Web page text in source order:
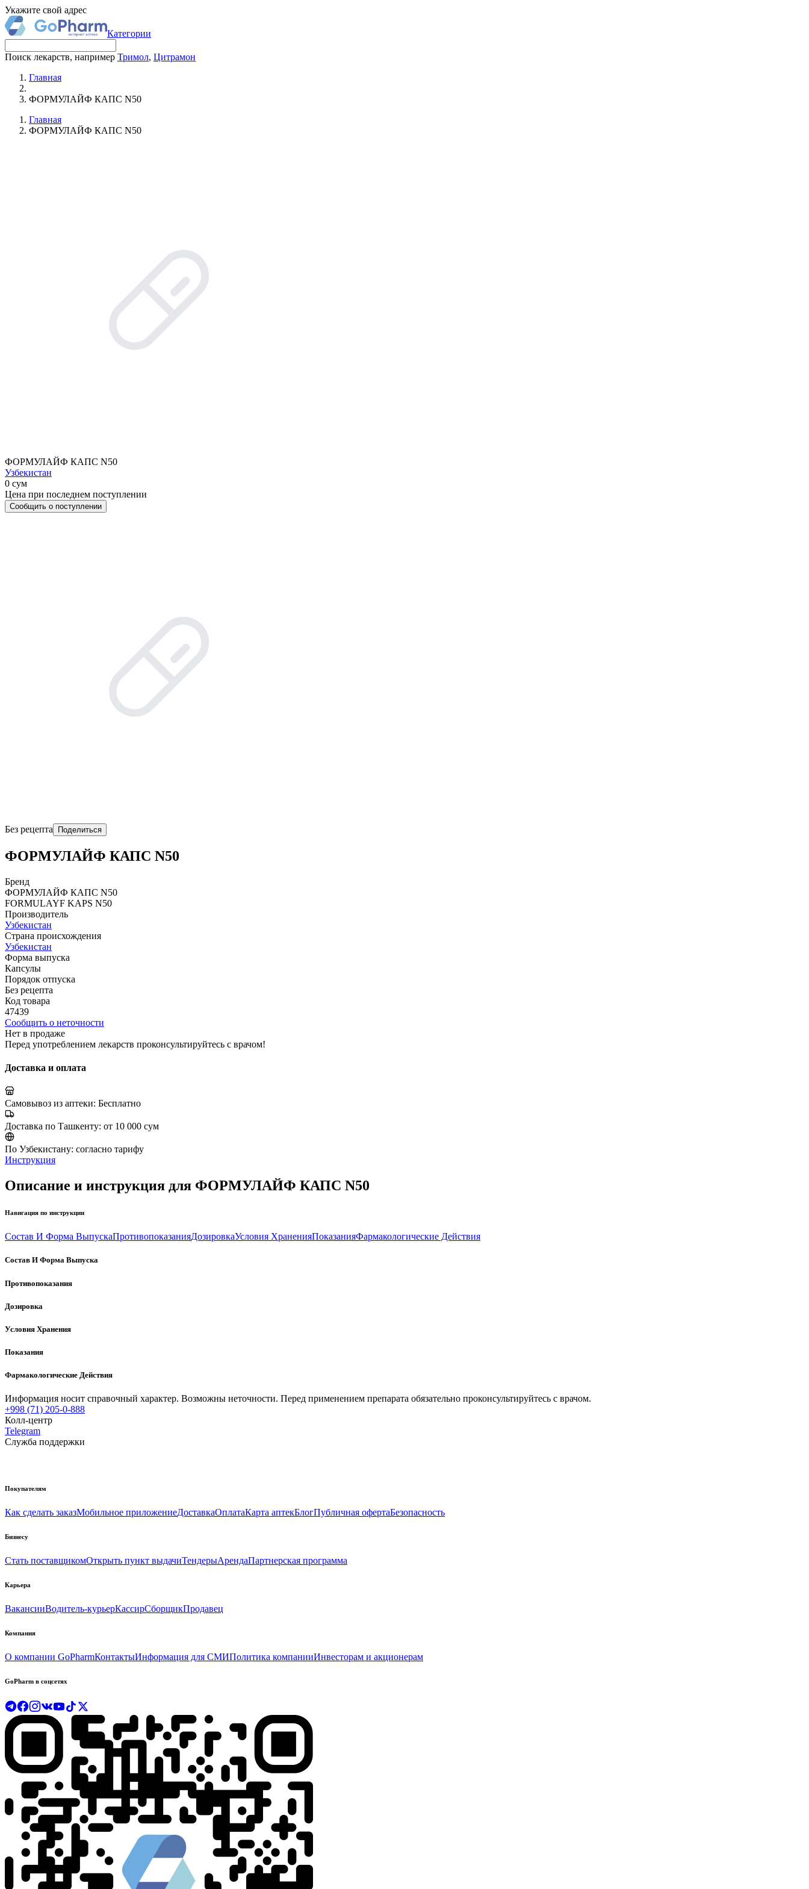
Укажите свой адрес
Категории
Поиск лекарств, например Тримол, Цитрамон
Главная
ФОРМУЛАЙФ КАПС N50
Главная
ФОРМУЛАЙФ КАПС N50
ФОРМУЛАЙФ КАПС N50
Узбекистан
0 сум
Цена при последнем поступлении
Сообщить о поступлении
Без рецепта Поделиться
ФОРМУЛАЙФ КАПС N50
Бренд
ФОРМУЛАЙФ КАПС N50
FORMULAYF KAPS N50
Производитель
Узбекистан
Страна происхождения
Узбекистан
Форма выпуска
Капсулы
Порядок отпуска
Без рецепта
Код товара
47439
Сообщить о неточности
Нет в продаже
Перед употреблением лекарств проконсультируйтесь с врачом!
Доставка и оплата
Самовывоз из аптеки: Бесплатно
Доставка по Ташкенту: от 10 000 сум
По Узбекистану: согласно тарифу
Инструкция
Описание и инструкция для ФОРМУЛАЙФ КАПС N50
Навигация по инструкции
Состав И Форма ВыпускаПротивопоказанияДозировкаУсловия ХраненияПоказанияФармакологические Действия
Состав И Форма Выпуска
Противопоказания
Дозировка
Условия Хранения
Показания
Фармакологические Действия
Информация носит справочный характер. Возможны неточности. Перед применением препарата обязательно проконсультируйтесь с врачом.
+998 (71) 205-0-888
Колл-центр
Telegram
Служба поддержки
Покупателям
Как сделать заказМобильное приложениеДоставкаОплатаКарта аптекБлогПубличная офертаБезопасность
Бизнесу
Стать поставщикомОткрыть пункт выдачиТендерыАрендаПартнерская программа
Карьера
ВакансииВодитель-курьерКассирСборщикПродавец
Компания
О компании GoPharmКонтактыИнформация для СМИПолитика компанииИнвесторам и акционерам
GoPharm в соцсетях